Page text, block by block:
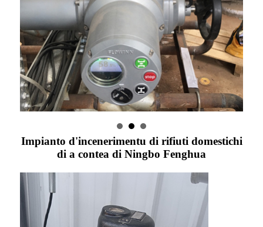
Impianto d'incenerimentu di rifiuti domestichi
di a contea di Ningbo Fenghua